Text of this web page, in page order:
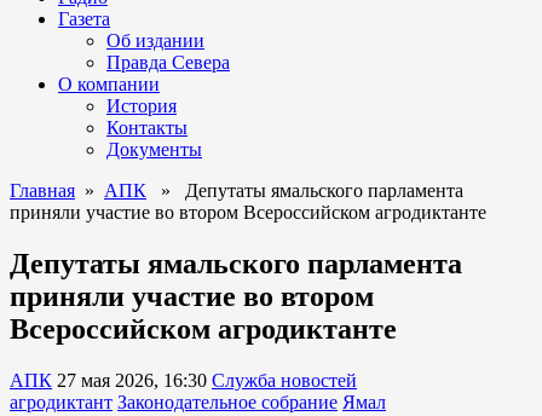
Газета
Об издании
Правда Севера
О компании
История
Контакты
Документы
Главная » АПК » Депутаты ямальского парламента
приняли участие во втором Всероссийском агродиктанте
Депутаты ямальского парламента
приняли участие во втором
Всероссийском агродиктанте
АПК 27 мая 2026, 16:30 Служба новостей
агродиктант Законодательное собрание Ямал